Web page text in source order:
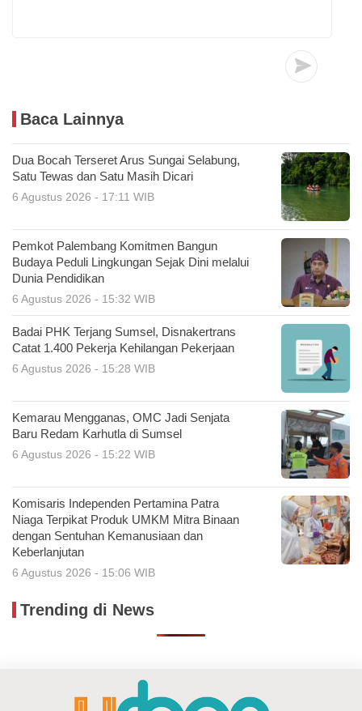
Baca Lainnya
Dua Bocah Terseret Arus Sungai Selabung,
Satu Tewas dan Satu Masih Dicari
6 Agustus 2026 - 17:11 WIB
Pemkot Palembang Komitmen Bangun
Budaya Peduli Lingkungan Sejak Dini melalui
Dunia Pendidikan
6 Agustus 2026 - 15:32 WIB
Badai PHK Terjang Sumsel, Disnakertrans
Catat 1.400 Pekerja Kehilangan Pekerjaan
6 Agustus 2026 - 15:28 WIB
Kemarau Mengganas, OMC Jadi Senjata
Baru Redam Karhutla di Sumsel
6 Agustus 2026 - 15:22 WIB
Komisaris Independen Pertamina Patra
Niaga Terpikat Produk UMKM Mitra Binaan
dengan Sentuhan Kemanusiaan dan
Keberlanjutan
6 Agustus 2026 - 15:06 WIB
Trending di News